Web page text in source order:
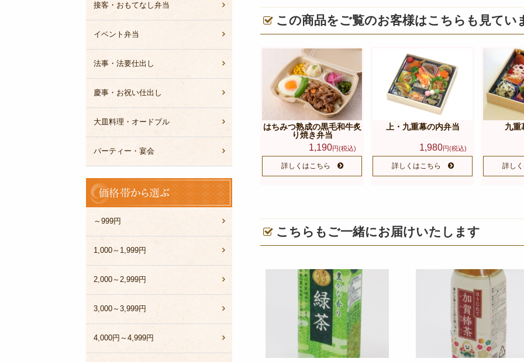
この商品をご覧のお客様はこちらも見てい
はちみつ熟成の黒毛和牛炙
り焼き弁当
1,190円(税込)
詳しくはこちら
上・九重幕の内弁当
1,980円(税込)
詳しくはこちら
九重
詳し
こちらもご一緒にお届けいたします
接客・おもてなし弁当
イベント弁当
法事・法要仕出し
慶事・お祝い仕出し
大皿料理・オードブル
パーティー・宴会
価
格
帯
か
選
～999円
1,000～1,999円
2,000～2,999円
3,000～3,999円
4,000円～4,999円